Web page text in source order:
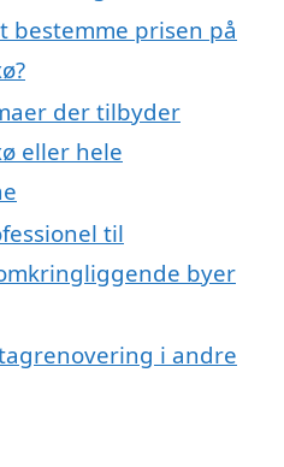
bestemme prisen på
der tilbyder
eller hele
til
byer
i andre